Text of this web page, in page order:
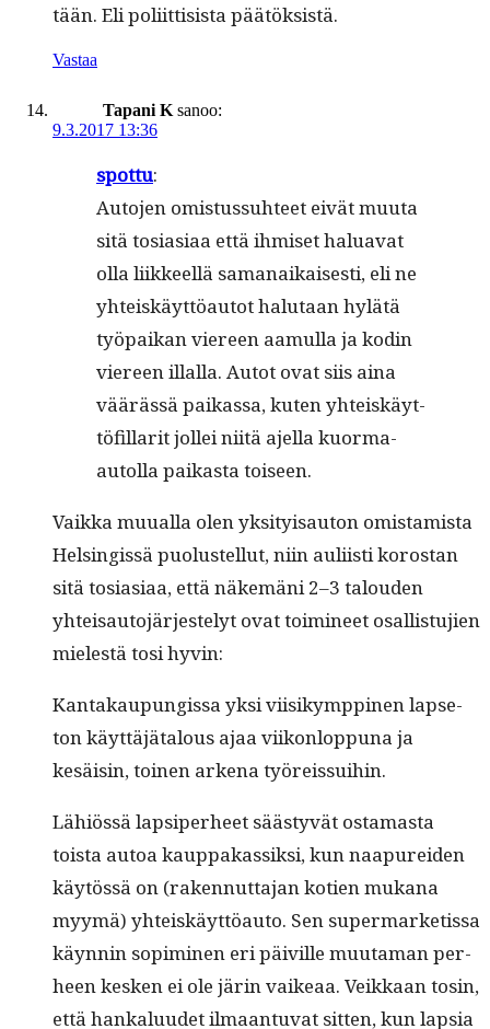
tään. Eli poli­it­ti­sista päätöksistä.
Vastaa
Tapani K sanoo:
9.3.2017 13:36
spot­tu:
Auto­jen omis­tus­suh­teet eivät muu­ta
sitä tosi­asi­aa että ihmiset halu­a­vat
olla liik­keel­lä samanaikaises­ti, eli ne
yhteiskäyt­töau­tot halu­taan hylätä
työ­paikan viereen aamul­la ja kodin
viereen illal­la. Autot ovat siis aina
väärässä paikas­sa, kuten yhteiskäyt­
tö­fil­lar­it jollei niitä ajel­la kuor­ma-
autol­la paikas­ta toiseen.
Vaik­ka muual­la olen yksi­ty­isau­ton omis­tamista
Helsingis­sä puo­lus­tel­lut, niin auli­isti korostan
sitä tosi­asi­aa, että näkemäni 2–3 talouden
yhteisauto­jär­jeste­lyt ovat toim­i­neet osal­lis­tu­jien
mielestä tosi hyvin:
Kan­takaupungis­sa yksi viisikymp­pinen lapse­
ton käyt­täjä­talous ajaa viikon­lop­puna ja
kesäisin, toinen arke­na työreissuihin.
Lähiössä lap­siper­heet säästyvät osta­mas­ta
toista autoa kaup­pakas­sik­si, kun naa­purei­den
käytössä on (raken­nut­ta­jan kotien mukana
myymä) yhteiskäyt­töau­to. Sen super­mar­ketis­sa
käyn­nin sopimi­nen eri päiville muu­ta­man per­
heen kesken ei ole järin vaikeaa. Veikkaan tosin,
että han­kalu­udet ilmaan­tu­vat sit­ten, kun lap­sia